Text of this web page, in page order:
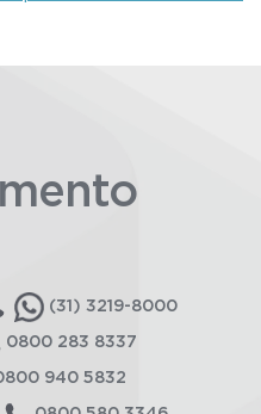
(31) 3219-8000
0800 283 8337
940 5832